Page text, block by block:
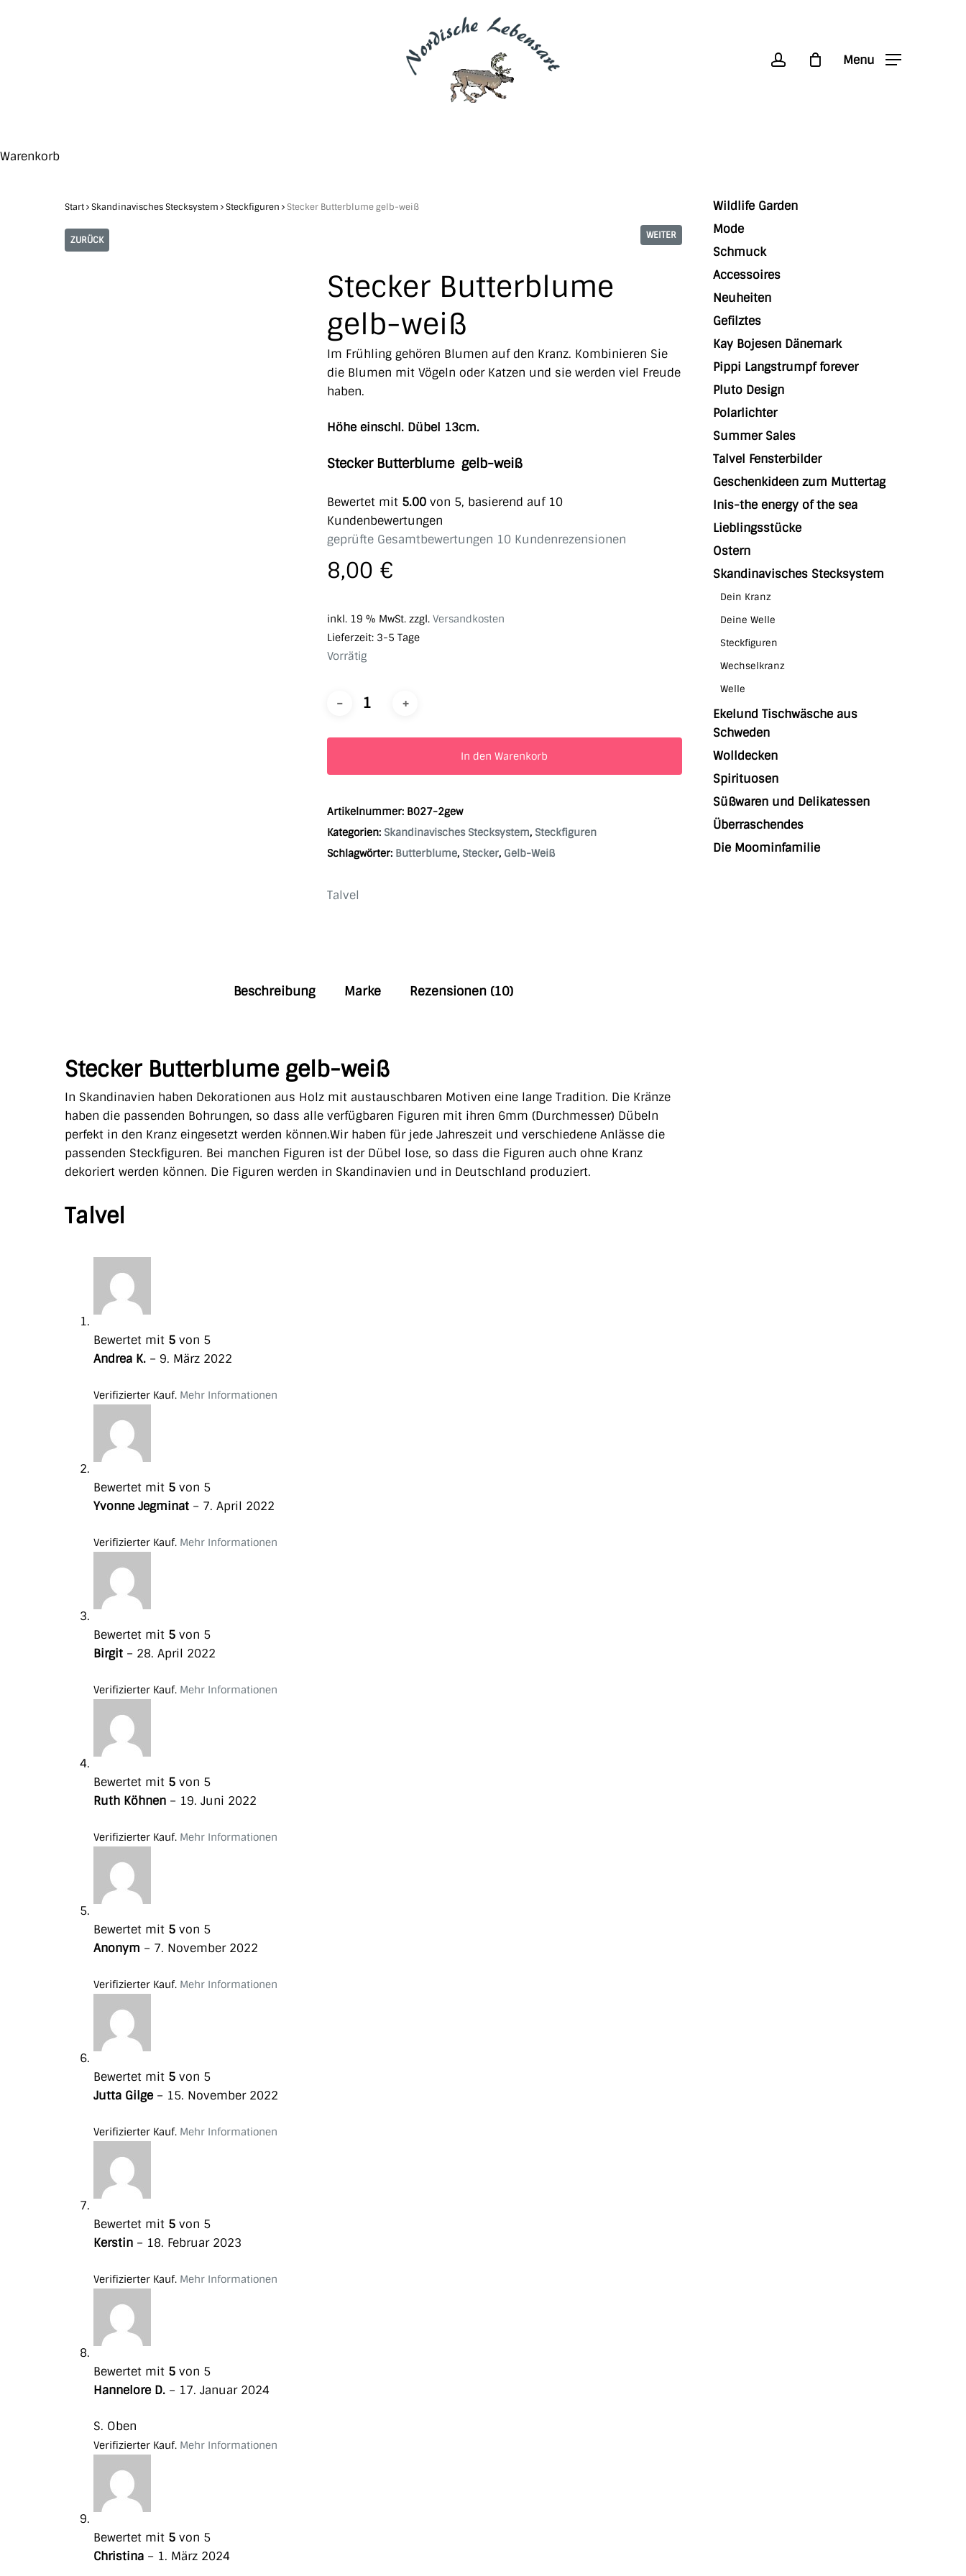
Menu
WarenkorbClose
Start Skandinavisches Stecksystem Steckfiguren Stecker Butterblume gelb-weiß
ZURÜCK WEITER
Stecker Butterblume
gelb-weiß
Im Frühling gehören Blumen auf den Kranz. Kombinieren Sie
die Blumen mit Vögeln oder Katzen und sie werden viel Freude
haben.
Höhe einschl. Dübel 13cm.
Stecker Butterblume gelb-weiß
Bewertet mit 5.00 von 5, basierend auf 10
Kundenbewertungen
geprüfte Gesamtbewertungen 10 Kundenrezensionen
8,00 €
inkl. 19 % MwSt. zzgl. Versandkosten
Lieferzeit: 3-5 Tage
Vorrätig
In den Warenkorb
Artikelnummer: B027-2gew
Kategorien: Skandinavisches Stecksystem, Steckfiguren
Schlagwörter: Butterblume, Stecker, Gelb-Weiß
Talvel
Beschreibung Marke Rezensionen (10)
Stecker Butterblume gelb-weiß
In Skandinavien haben Dekorationen aus Holz mit austauschbaren Motiven eine lange Tradition. Die Kränze
haben die passenden Bohrungen, so dass alle verfügbaren Figuren mit ihren 6mm (Durchmesser) Dübeln
perfekt in den Kranz eingesetzt werden können.Wir haben für jede Jahreszeit und verschiedene Anlässe die
passenden Steckfiguren. Bei manchen Figuren ist der Dübel lose, so dass die Figuren auch ohne Kranz
dekoriert werden können. Die Figuren werden in Skandinavien und in Deutschland produziert.
Talvel
Bewertet mit 5 von 5
Andrea K. – 9. März 2022
Verifizierter Kauf. Mehr Informationen
Bewertet mit 5 von 5
Yvonne Jegminat – 7. April 2022
Verifizierter Kauf. Mehr Informationen
Bewertet mit 5 von 5
Birgit – 28. April 2022
Verifizierter Kauf. Mehr Informationen
Bewertet mit 5 von 5
Ruth Köhnen – 19. Juni 2022
Verifizierter Kauf. Mehr Informationen
Bewertet mit 5 von 5
Anonym – 7. November 2022
Verifizierter Kauf. Mehr Informationen
Bewertet mit 5 von 5
Jutta Gilge – 15. November 2022
Verifizierter Kauf. Mehr Informationen
Bewertet mit 5 von 5
Kerstin – 18. Februar 2023
Verifizierter Kauf. Mehr Informationen
Bewertet mit 5 von 5
Hannelore D. – 17. Januar 2024
S. Oben
Verifizierter Kauf. Mehr Informationen
Bewertet mit 5 von 5
Christina – 1. März 2024
Wildlife Garden
Mode
Schmuck
Accessoires
Neuheiten
Gefilztes
Kay Bojesen Dänemark
Pippi Langstrumpf forever
Pluto Design
Polarlichter
Summer Sales
Talvel Fensterbilder
Geschenkideen zum Muttertag
Inis-the energy of the sea
Lieblingsstücke
Ostern
Skandinavisches Stecksystem
Dein Kranz
Deine Welle
Steckfiguren
Wechselkranz
Welle
Ekelund Tischwäsche aus
Schweden
Wolldecken
Spirituosen
Süßwaren und Delikatessen
Überraschendes
Die Moominfamilie